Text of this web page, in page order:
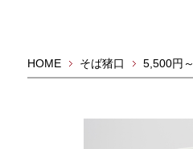
HOME そば猪口 5,500円～